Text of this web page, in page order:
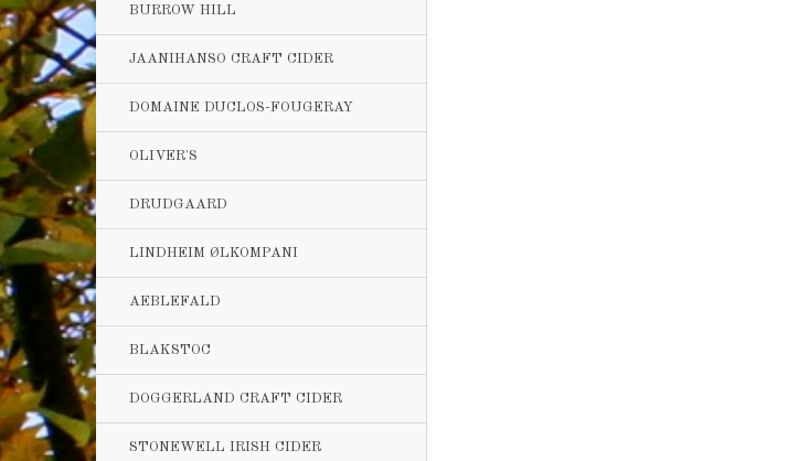
BURROW HILL
JAANIHANSO CRAFT CIDER
DOMAINE DUCLOS-FOUGERAY
OLIVER'S
DRUDGAARD
LINDHEIM ØLKOMPANI
AEBLEFALD
BLAKSTOC
DOGGERLAND CRAFT CIDER
STONEWELL IRISH CIDER